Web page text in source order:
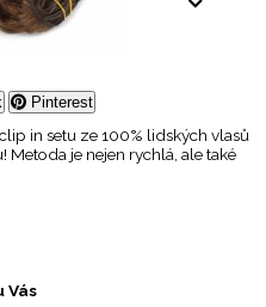
Pinterest
in setu ze 100% lidských vlasů
je nejen rychlá, ale také
Vás